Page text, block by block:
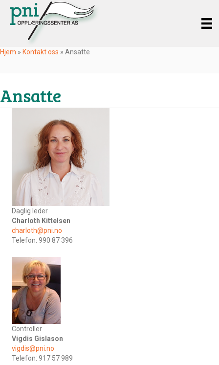
Hjem » Kontakt oss » Ansatte
Ansatte
Daglig leder
Charloth Kittelsen
charloth@pni.no
Telefon: 990 87 396
Controller
Vigdis Gislason
vigdis@pni.no
Telefon: 917 57 989